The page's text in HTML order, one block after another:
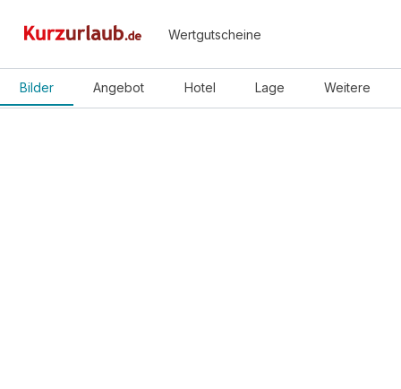
Wertgutscheine
Bilder Angebot Hotel Lage Weitere